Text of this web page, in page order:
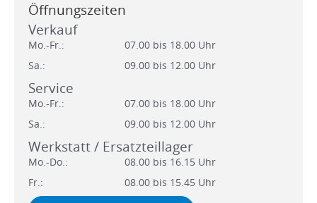
Öffnungszeiten
Verkauf
Mo.-Fr.:
07.00 bis 18.00 Uhr
Sa.:
09.00 bis 12.00 Uhr
Service
Mo.-Fr.:
07.00 bis 18.00 Uhr
Sa.:
09.00 bis 12.00 Uhr
Werkstatt / Ersatzteillager
Mo.-Do.:
08.00 bis 16.15 Uhr
Fr.:
08.00 bis 15.45 Uhr